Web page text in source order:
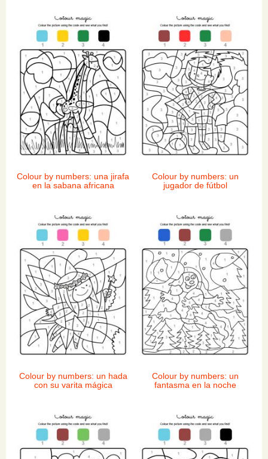
Colour by numbers: una jirafa
en la sabana africana
Colour by numbers: un
jugador de fútbol
Colour by numbers: un hada
con su varita mágica
Colour by numbers: un
fantasma en la noche